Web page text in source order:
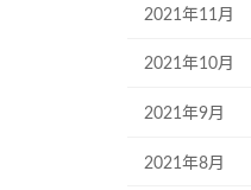
2021年11月
2021年10月
2021年9月
2021年8月